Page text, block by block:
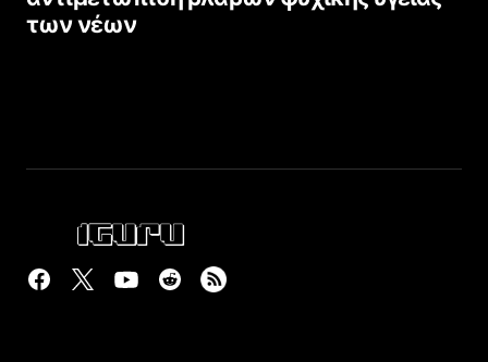
των νέων